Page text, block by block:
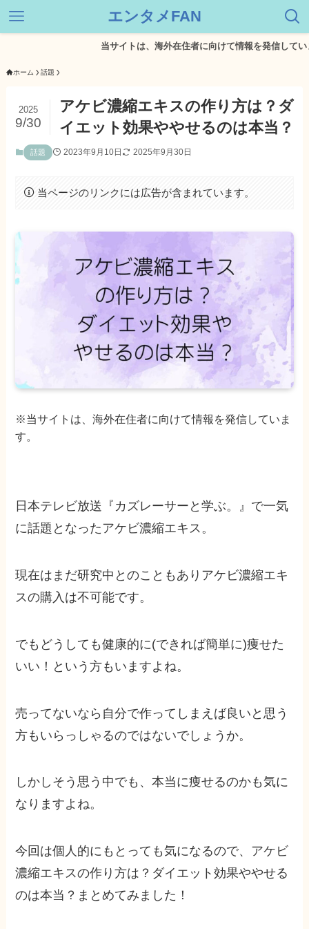
エンタメFAN
当サイトは、海外在住者に向けて情報を発信しています。
ホーム 話題
アケビ濃縮エキスの作り方は？ダ
イエット効果ややせるのは本当？
2025
9/30
話題 2023年9月10日 2025年9月30日
当ページのリンクには広告が含まれています。
※当サイトは、海外在住者に向けて情報を発信していま
す。
日本テレビ放送『カズレーサーと学ぶ。』で一気
に話題となったアケビ濃縮エキス。
現在はまだ研究中とのこともありアケビ濃縮エキ
スの購入は不可能です。
でもどうしても健康的に(できれば簡単に)痩せた
いい！という方もいますよね。
売ってないなら自分で作ってしまえば良いと思う
方もいらっしゃるのではないでしょうか。
しかしそう思う中でも、本当に痩せるのかも気に
なりますよね。
今回は個人的にもとっても気になるので、アケビ
濃縮エキスの作り方は？ダイエット効果ややせる
のは本当？まとめてみました！